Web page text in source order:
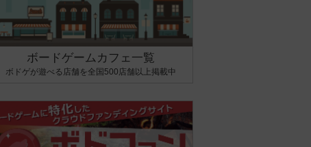
ボードゲームカフェ一覧
ボドゲが遊べる店舗を全国500店舗以上掲載中